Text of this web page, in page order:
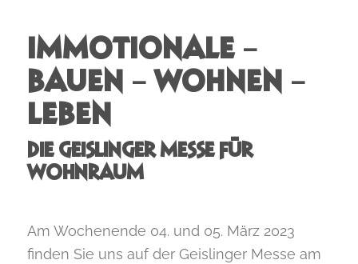
IMMOTIONALE –
BAUEN – WOHNEN –
LEBEN
DIE GEISLINGER MESSE FÜR
WOHNRAUM
Am Wochenende 04. und 05. März 2023
finden Sie uns auf der Geislinger Messe am